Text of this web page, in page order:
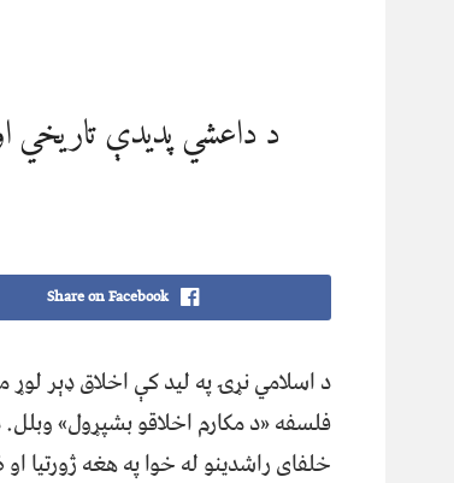
د داعشي پدیدې تاریخي
Share on Facebook
د اسلامي نړۍ په لید کې اخلاق ډېر
فلسفه «د مکارم اخلاقو بشپړول»
خلفای راشدینو له خوا په هغه ژورتیا